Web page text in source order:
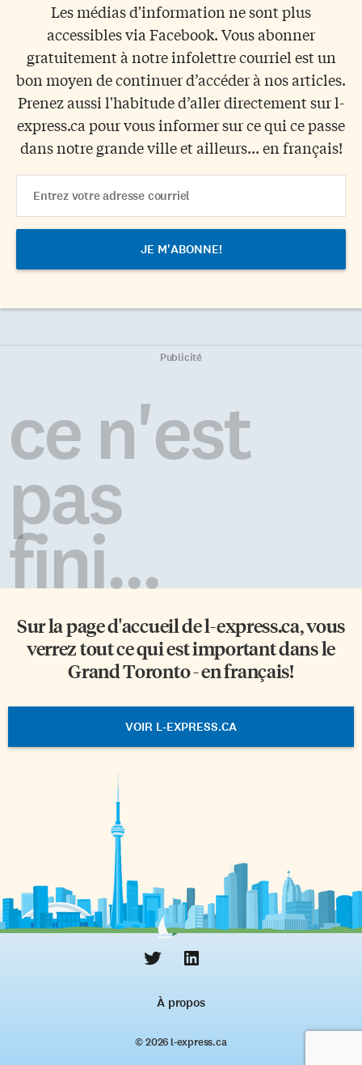
Les médias d'information ne sont plus
accessibles via Facebook. Vous abonner
gratuitement à notre infolettre courriel est un
bon moyen de continuer d’accéder à nos articles.
Prenez aussi l'habitude d’aller directement sur l-
express.ca pour vous informer sur ce qui ce passe
dans notre grande ville et ailleurs... en français!
Address
Publicité
ce n'est
pas
fini...
Sur la page d'accueil del-express.ca, vous
verrez tout ce qui est important dans le
Grand Toronto - en français!
VOIR L-EXPRESS.CA
À propos
© 2026 l‑express.ca